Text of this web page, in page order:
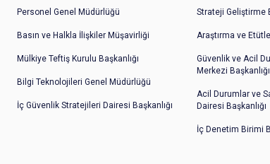
Personel Genel Müdürlüğü
Basın ve Halkla İlişkiler Müşavirliği
Mülkiye Teftiş Kurulu Başkanlığı
Bilgi Teknolojileri Genel Müdürlüğü
İç Güvenlik Stratejileri Dairesi Başkanlığı
Strateji Geliştirme
Araştırma ve
Güvenlik ve Acil
Merkezi Başkanlığı
Acil Durumlar ve
Dairesi Başkanlığı
İç Denetim Birimi